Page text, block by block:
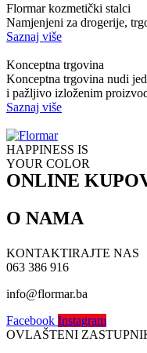
Flormar kozmetički stalci
Namjenjeni za drogerije,
Saznaj više
Konceptna trgovina
Konceptna trgovina nudi
i pažljivo izloženim
Saznaj više
HAPPINESS IS
YOUR COLOR
ONLINE
Oči
Prajmer
Sjenila
Usne
Lice
Olovke za usne
O NAMA
Kvaliteta
Vrijednosti
Istorija
Isporuka i povrat robe
Pravila i uslovi korištenja
KONTAKTIRAJTE NAS
063 386 916
info@flormar.ba
Facebook Instagram
OVLAŠTENI